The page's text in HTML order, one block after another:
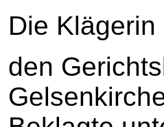
Die
den